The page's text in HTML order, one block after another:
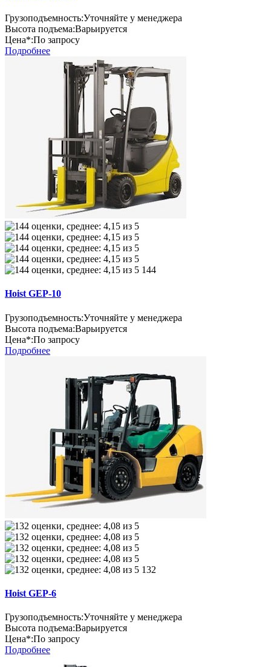
Грузоподъемность:Уточняйте у менеджера
Высота подъема:Варьируется
Цена*:По запросу
Подробнее
144
Hoist GEP-10
Грузоподъемность:Уточняйте у менеджера
Высота подъема:Варьируется
Цена*:По запросу
Подробнее
132
Hoist GEP-6
Грузоподъемность:Уточняйте у менеджера
Высота подъема:Варьируется
Цена*:По запросу
Подробнее